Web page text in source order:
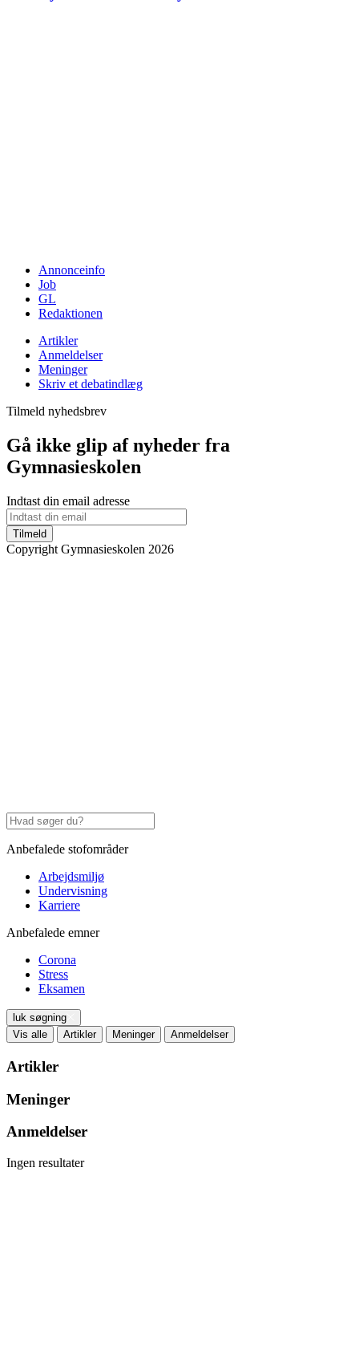
Annonceinfo
Job
GL
Redaktionen
Artikler
Anmeldelser
Meninger
Skriv et debatindlæg
Tilmeld nyhedsbrev
Gå ikke glip af nyheder fra
Gymnasieskolen
Indtast din email adresse
Tilmeld
Copyright Gymnasieskolen 2026
Anbefalede stofområder
Arbejdsmiljø
Undervisning
Karriere
Anbefalede emner
Corona
Stress
Eksamen
luk søgning
Vis alle
Artikler Meninger Anmeldelser
Artikler
Meninger
Anmeldelser
Ingen resultater